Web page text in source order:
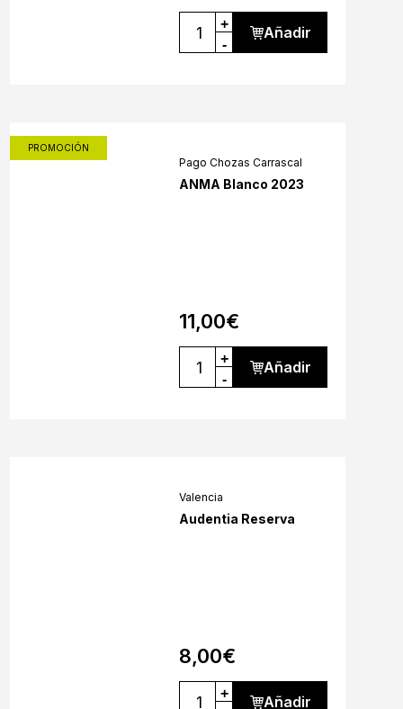
+
-
Añadir
PROMOCIÓN
Pago Chozas Carrascal
ANMA Blanco 2023
11,00€
+
-
Añadir
Valencia
Audentia Reserva
8,00€
+
Añadir